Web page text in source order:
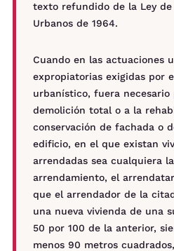
texto refundido de la Ley
Urbanos de 1964.
Cuando en las actuaciones
expropiatorias exigidas por
urbanístico, fuera necesario
demolición total o a la
conservación de fachada o
edificio, en el que existan
arrendadas sea cualquiera
arrendamiento, el
que el arrendador de la
una nueva vivienda de una
50 por 100 de la anterior,
menos 90 metros